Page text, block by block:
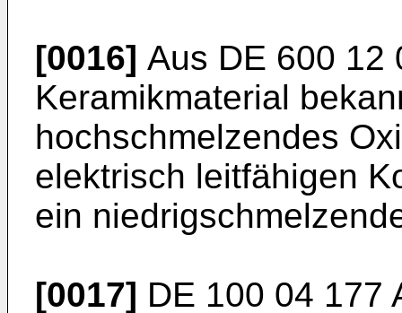
[0016] Aus DE 600 12
Keramikmaterial
hochschmelzendes
elektrisch leitfähigen
ein
[0017] DE 100 04 177